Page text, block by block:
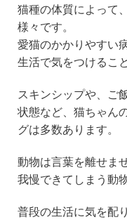
猫種の体質によって
様々です。
愛猫のかかりやすい
生活で気をつけるこ
スキンシップや、ご
状態など、猫ちゃん
グは多数あります。
動物は言葉を離せま
我慢できてしまう動
普段の生活に気を配